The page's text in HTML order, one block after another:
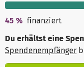
45 % finanziert
Du erhältst eine
Spendenempfänger